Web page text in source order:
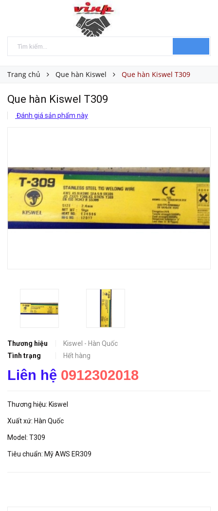
Trang chủ Que hàn Kiswel Que hàn Kiswel T309
Que hàn Kiswel T309
Đánh giá sản phẩm này
Thương hiệu
Kiswel - Hàn Quốc
Tình trạng
Hết hàng
Liên hệ 0912302018
Thương hiệu: Kiswel
Xuất xứ: Hàn Quốc
Model: T309
Tiêu chuẩn: Mỹ AWS ER309